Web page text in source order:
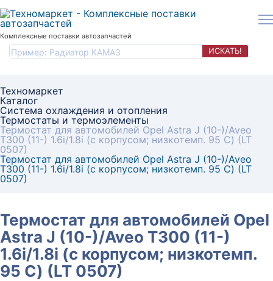
Комплексные поставки автозапчастей
ИСКАТЬ!
Техномаркет
Каталог
Система охлаждения и отопления
Термостаты и термоэлементы
Термостат для автомобилей Opel Astra J (10-)/Aveo
T300 (11-) 1.6i/1.8i (с корпусом; низкотемп. 95 С) (LT
0507)
Термостат для автомобилей Opel Astra J (10-)/Aveo
T300 (11-) 1.6i/1.8i (с корпусом; низкотемп. 95 С) (LT
0507)
Термостат для автомобилей Opel
Astra J (10-)/Aveo T300 (11-)
1.6i/1.8i (с корпусом; низкотемп.
95 С) (LT 0507)